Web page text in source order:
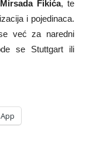
Mirsada Fikića, te
i pojedinaca.
već za naredni
se Stuttgart ili